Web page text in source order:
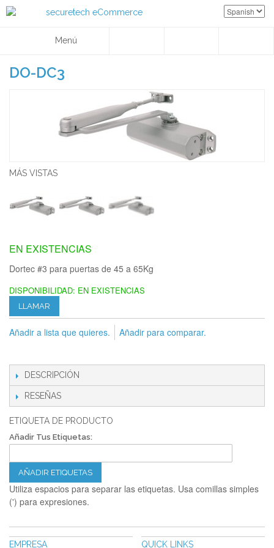
Menú
DO-DC3
MÁS VISTAS
EN EXISTENCIAS
Dortec #3 para puertas de 45 a 65Kg
DISPONIBILIDAD: EN EXISTENCIAS
LLAMAR
Añadir a lista que quieres. Añadir para comparar.
DESCRIPCIÓN
RESEÑAS
ETIQUETA DE PRODUCTO
Añadir Tus Etiquetas:
AÑADIR ETIQUETAS
Utiliza espacios para separar las etiquetas. Usa comillas simples
(') para expresiones.
EMPRESA QUICK LINKS